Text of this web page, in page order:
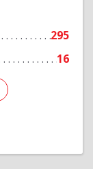
295
16